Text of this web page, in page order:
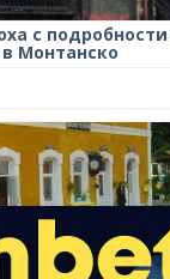
с подробности
Монтанско